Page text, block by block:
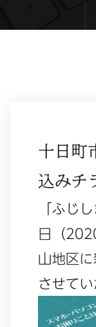
十日町
込みチ
「ふじ
日（
山地区
させてい